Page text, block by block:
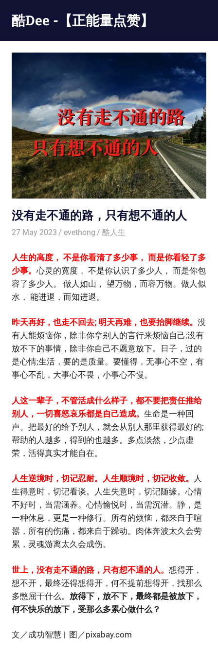
content
酷Dee -【正能量点赞】
更
酷
没有走不通的路，只有想不通的人
27 May 2023 evethong 酷人生
人生的高度， 不是你看清了多少事， 而是你看轻了多
少事。心灵的宽度， 不是你认识了多少人， 而是你包
容了多少人。 做人如山， 望万物，而容万物。做人似
水， 能进退，而知进退。
昨天再好，也走不回去; 明天再难，也要抬脚继续。 没
有人能烦恼你，除非你拿别人的言行来烦恼自己;没有
放不下的事情，除非你自己不愿意放下。日子，过的
是心情;生活，要的是质量。要懂得，无事心不空，有
事心不乱，大事心不畏，小事心不慢。
人这一辈子，不管活成什么样子，都不要把责任推给
别人，一切喜怒哀乐都是自己造成。 生命是一种回
声。把最好的给予别人，就会从别人那里获得最好的;
帮助的人越多，得到的也越多。多点淡然，少点虚
荣，活得真实才能自在。
人生逆境时，切记忍耐。人生顺境时，切记收敛。
人
生得意时，切记看谈。人生失意时，切记随缘。心情
不好时，当需涵养。心情愉悦时，当需沉潜。静，是
一种休息，更是一种修行。所有的烦恼，都来自于喧
嚣，所有的伤痛，都来自于躁动。肉体奔波太久会劳
累，灵魂游离太久会成伤。
世上，没有走不通的路，只有想不通的人。 想得开，
想不开，最终还得想得开，何不提前想得开，找那么
多憋屈干什么。 放得下，放不下，最终都是被放下，
何不快乐的放下，受那么多累心做什么？
文／成功智慧 | 图／pixabay.com